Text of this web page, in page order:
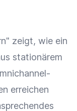
zeigt, wie ein
stationärem
erreichen